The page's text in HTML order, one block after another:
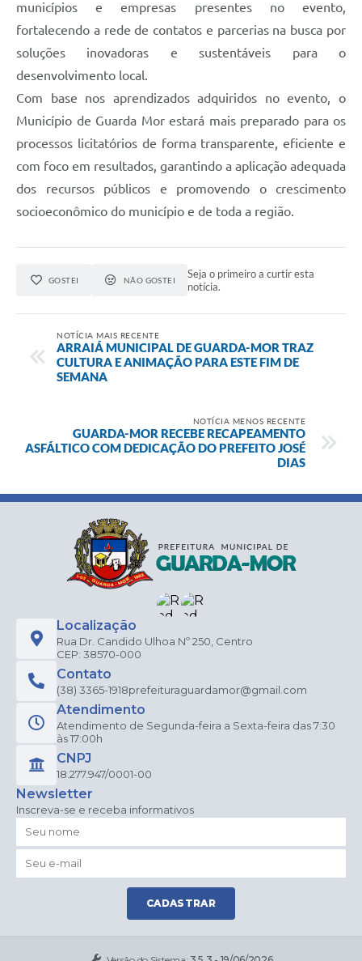
municípios e empresas presentes no evento,
fortalecendo a rede de contatos e parcerias na busca por
soluções inovadoras e sustentáveis para o
desenvolvimento local.
Com base nos aprendizados adquiridos no evento, o
Município de Guarda Mor estará mais preparado para os
processos licitatórios de forma transparente, eficiente e
com foco em resultados, garantindo a aplicação adequada
dos recursos públicos e promovendo o crescimento
socioeconômico do município e de toda a região.
GOSTEI NÃO GOSTEI
Seja o primeiro a curtir esta
notícia.
NOTÍCIA MAIS RECENTE
ARRAIÁ MUNICIPAL DE GUARDA-MOR TRAZ
CULTURA E ANIMAÇÃO PARA ESTE FIM DE
SEMANA
NOTÍCIA MENOS RECENTE
GUARDA-MOR RECEBE RECAPEAMENTO
ASFÁLTICO COM DEDICAÇÃO DO PREFEITO JOSÉ
DIAS
Localização
Rua Dr. Candido Ulhoa Nº 250, Centro
CEP: 38570-000
Contato
(38) 3365-1918prefeituraguardamor@gmail.com
Atendimento
Atendimento de Segunda-feira a Sexta-feira das 7:30
às 17:00h
CNPJ
18.277.947/0001-00
Newsletter
Inscreva-se e receba informativos
CADASTRAR